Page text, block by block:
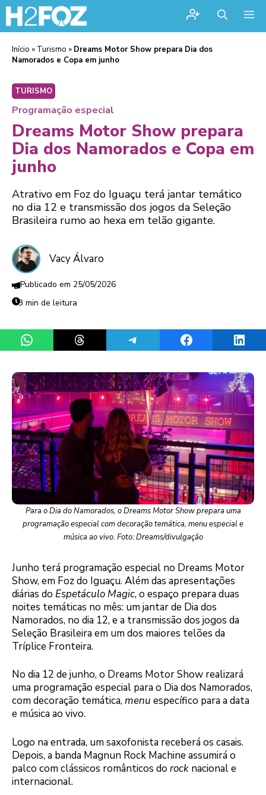
Início » Turismo » Dreams Motor Show prepara Dia dos
Namorados e Copa em junho
TURISMO
Programação especial
Dreams Motor Show prepara
Dia dos Namorados e Copa em
junho
Atrativo em Foz do Iguaçu terá jantar temático
no dia 12 e transmissão dos jogos da Seleção
Brasileira rumo ao hexa em telão gigante.
Vacy Álvaro
25/05/2026
3 min de leitura
Share on WhatsAppShare on ThreadsShare on TelegramShare on Facebook
Para o Dia do Namorados, o Dreams Motor Show prepara uma
programação especial com decoração temática, menu especial e
música ao vivo. Foto: Dreams/divulgação
Junho terá programação especial no Dreams Motor
Show, em Foz do Iguaçu. Além das apresentações
diárias do Espetáculo Magic, o espaço prepara duas
noites temáticas no mês: um jantar de Dia dos
Namorados, no dia 12, e a transmissão dos jogos da
Seleção Brasileira em um dos maiores telões da
Tríplice Fronteira.
No dia 12 de junho, o Dreams Motor Show realizará
uma programação especial para o Dia dos Namorados,
com decoração temática,menu específico para a data
e música ao vivo.
Logo na entrada, um saxofonista receberá os casais.
Depois, a banda Magnun Rock Machine assumirá o
palco com clássicos românticos do rock nacional e
internacional.